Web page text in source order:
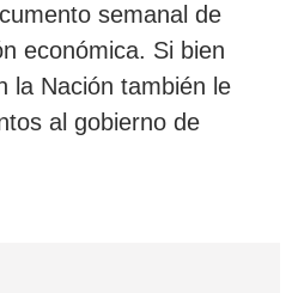
semanal de
económica. Si bien
la Nación también le
al gobierno de